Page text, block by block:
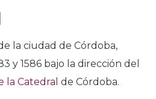
la ciudad de Córdoba,
y 1586 bajo la dirección del
la Catedral de Córdoba.